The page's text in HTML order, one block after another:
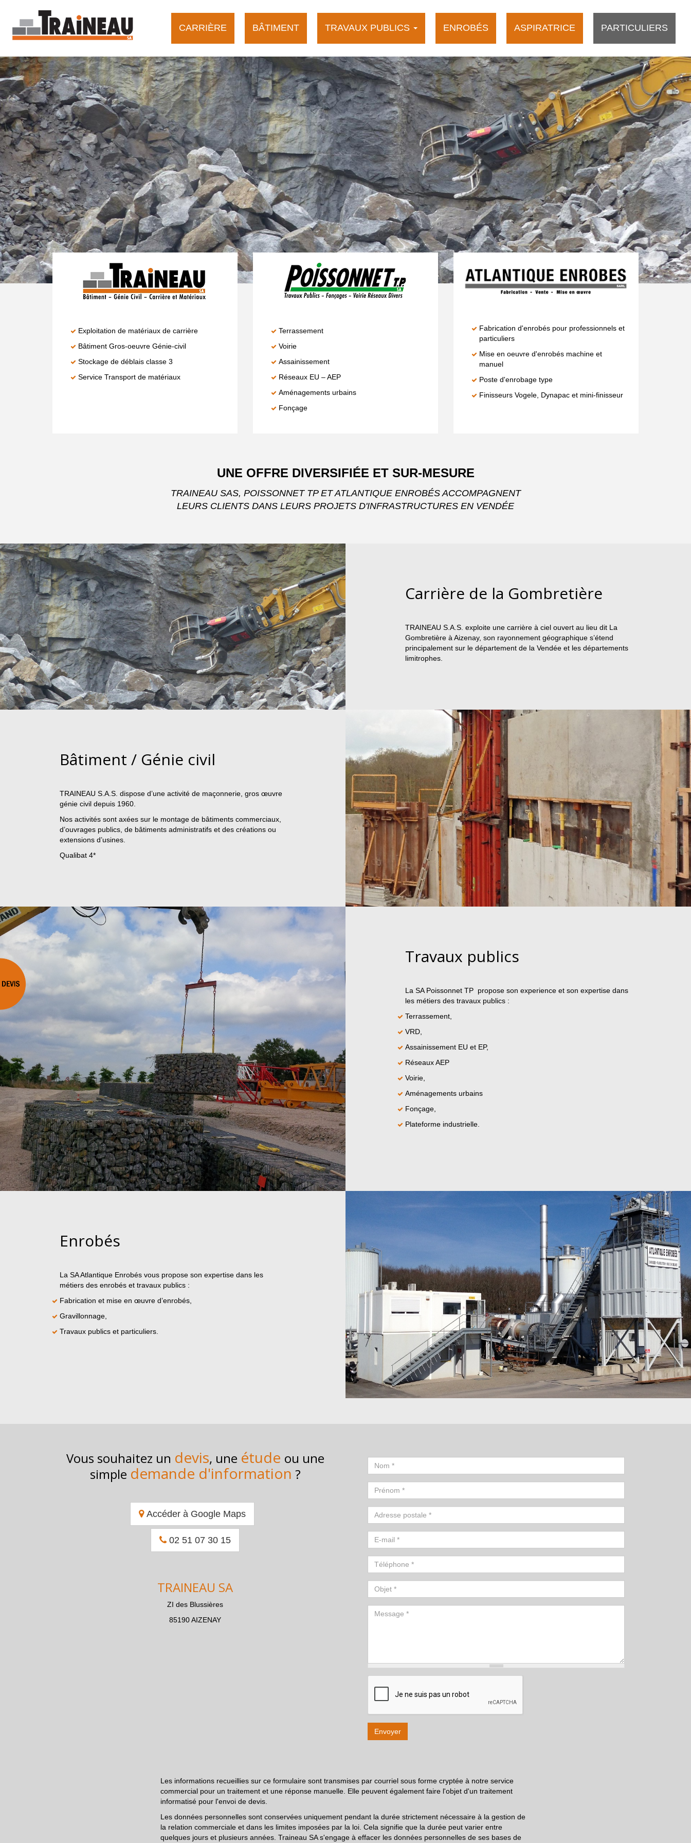
CARRIÈRE BÂTIMENT TRAVAUX PUBLICS ENROBÉS ASPIRATRICE PARTICULIERS
Exploitation de matériaux de carrière
Bâtiment Gros-oeuvre Génie-civil
Stockage de déblais classe 3
Service Transport de matériaux
Terrassement
Voirie
Assainissement
Réseaux EU – AEP
Aménagements urbains
Fonçage
Fabrication d'enrobés pour professionnels et
particuliers
Mise en oeuvre d'enrobés machine et
manuel
Poste d'enrobage type
Finisseurs Vogele, Dynapac et mini-finisseur
UNE OFFRE DIVERSIFIÉE ET SUR-MESURE
TRAINEAU SAS, POISSONNET TP ET ATLANTIQUE ENROBÉS ACCOMPAGNENT
LEURS CLIENTS DANS LEURS PROJETS D'INFRASTRUCTURES EN VENDÉE
Carrière de la Gombretière
TRAINEAU S.A.S. exploite une carrière à ciel ouvert au lieu dit La
Gombretière à Aizenay, son rayonnement géographique s’étend
principalement sur le département de la Vendée et les départements
limitrophes.
Bâtiment / Génie civil
TRAINEAU S.A.S. dispose d’une activité de maçonnerie, gros œuvre
génie civil depuis 1960.
Nos activités sont axées sur le montage de bâtiments commerciaux,
d’ouvrages publics, de bâtiments administratifs et des créations ou
extensions d’usines.
Qualibat 4*
Travaux publics
La SA Poissonnet TP propose son experience et son expertise dans
les métiers des travaux publics :
Terrassement,
VRD,
Assainissement EU et EP,
Réseaux AEP
Voirie,
Aménagements urbains
Fonçage,
Plateforme industrielle.
Enrobés
La SA Atlantique Enrobés vous propose son expertise dans les
métiers des enrobés et travaux publics :
Fabrication et mise en œuvre d’enrobés,
Gravillonnage,
Travaux publics et particuliers.
Vous souhaitez un devis, une étude ou une
simple demande d'information ?
Accéder à Google Maps
02 51 07 30 15
TRAINEAU SA
ZI des Blussières
85190 AIZENAY
Nom
Prénom
Adresse postale *
E-mail *
Téléphone
Objet *
Message
Les informations recueillies sur ce formulaire sont transmises par courriel sous forme cryptée à notre service
commercial pour un traitement et une réponse manuelle. Elle peuvent également faire l'objet d'un traitement
informatisé pour l'envoi de devis.
Les données personnelles sont conservées uniquement pendant la durée strictement nécessaire à la gestion de
la relation commerciale et dans les limites imposées par la loi. Cela signifie que la durée peut varier entre
quelques jours et plusieurs années. Traineau SA s'engage à effacer les données personnelles de ses bases de